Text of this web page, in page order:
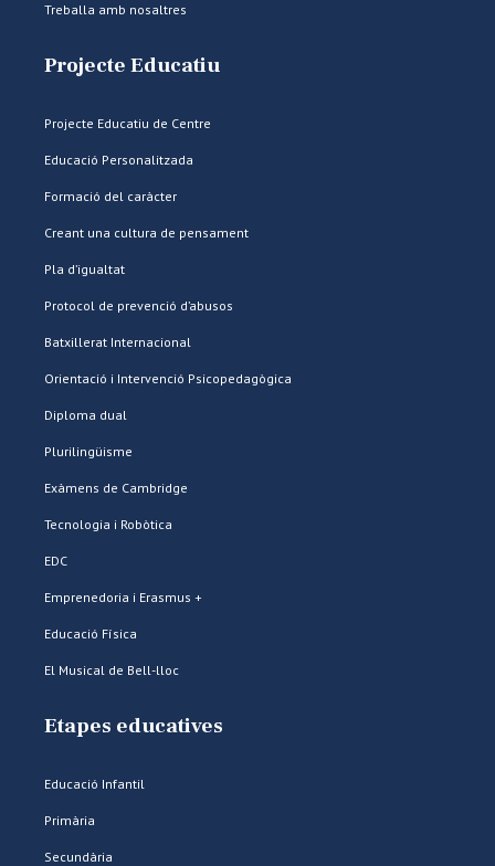
Treballa amb nosaltres
Projecte Educatiu
Projecte Educatiu de Centre
Educació Personalitzada
Formació del caràcter
Creant una cultura de pensament
Pla d’igualtat
Protocol de prevenció d’abusos
Batxillerat Internacional
Orientació i Intervenció Psicopedagògica
Diploma dual
Plurilingüisme
Exàmens de Cambridge
Tecnologia i Robòtica
EDC
Emprenedoria i Erasmus +
Educació Física
El Musical de Bell-lloc
Etapes educatives
Educació Infantil
Primària
Secundària